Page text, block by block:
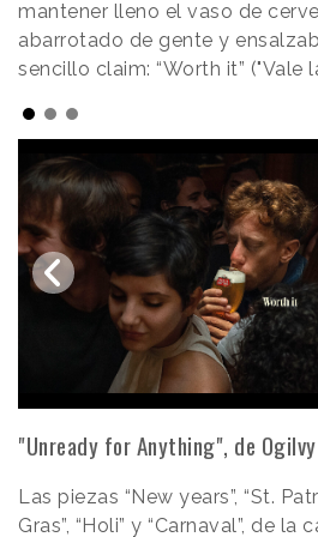
mantener lleno el vaso de
abarrotado de gente y
sencillo claim: “Worth it” ("Vale
"Unready for Anything", de
Las piezas “New years”, “St.
Gras”, “Holi” y “Carnaval”, de la